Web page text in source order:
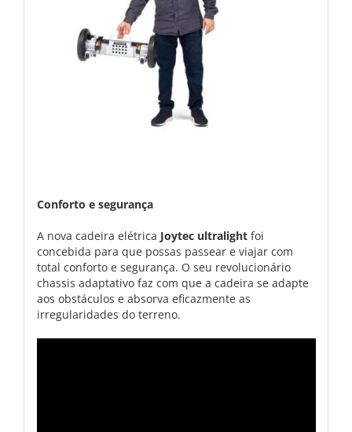
Conforto e segurança
A nova cadeira elétrica Joytec ultralightfoi
concebida para que possas passear e viajar com
total conforto e segurança. O seu revolucionário
chassis adaptativo faz com que a cadeira se adapte
aos obstáculos e absorva eficazmente as
irregularidades do terreno.